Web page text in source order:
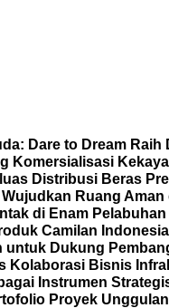
Dare to Dream Raih
Komersialisasi
Distribusi Beras
Ruang
di Enam Pelabuhan
Camilan
untuk Dukung
Kolaborasi Bisnis
Instrumen
Proyek